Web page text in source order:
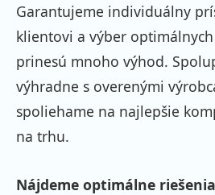
Garantujeme individuálny
klientovi a výber
prinesú mnoho výhod.
výhradne s overenými
spoliehame na najlepšie
na trhu.
Nájdeme optimálne